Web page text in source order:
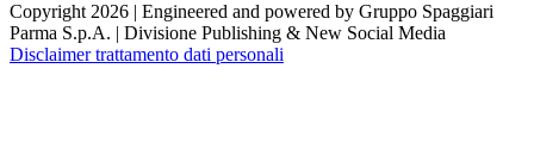
Copyright 2026 | Engineered and powered by Gruppo Spaggiari
Parma S.p.A. | Divisione Publishing & New Social Media
Disclaimer trattamento dati personali